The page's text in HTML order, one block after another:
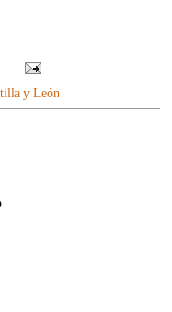
y León